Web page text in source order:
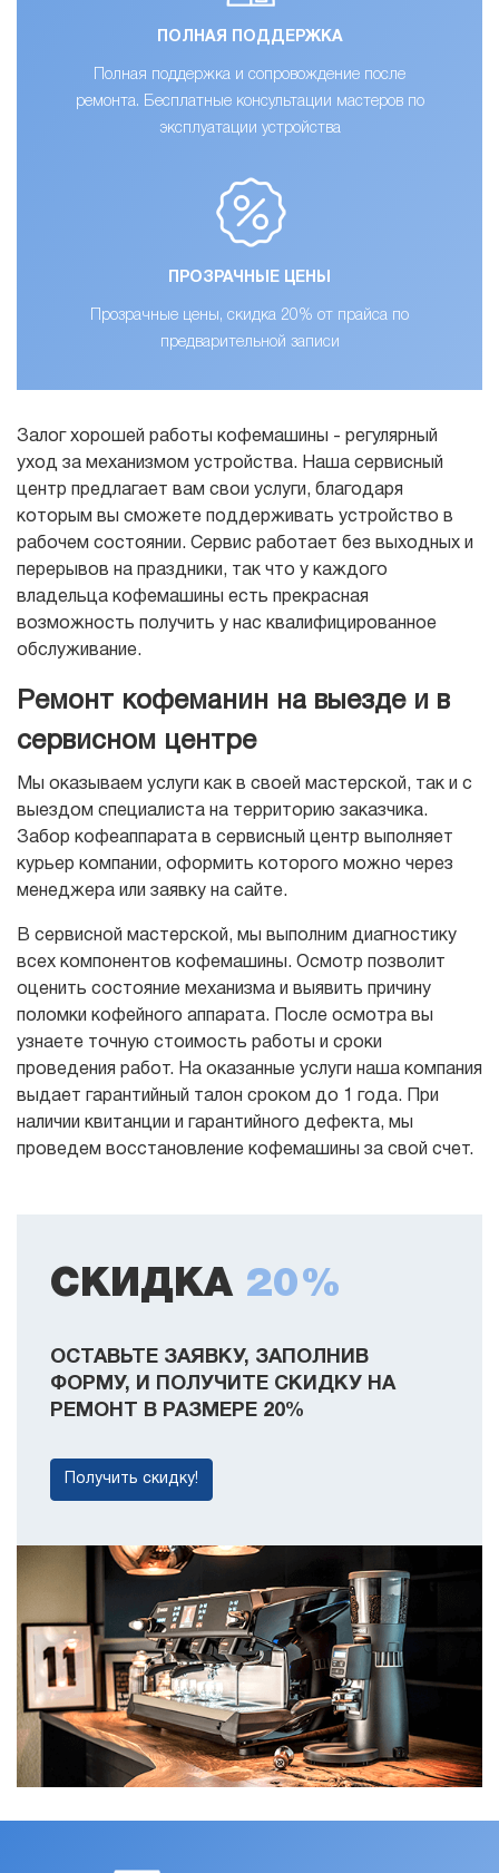
ПОЛНАЯ ПОДДЕРЖКА
Полная поддержка и сопровождение после
ремонта. Бесплатные консультации мастеров по
эксплуатации устройства
ПРОЗРАЧНЫЕ ЦЕНЫ
Прозрачные цены, скидка 20% от прайса по
предварительной записи
Залог хорошей работы кофемашины - регулярный
уход за механизмом устройства. Наша сервисный
центр предлагает вам свои услуги, благодаря
которым вы сможете поддерживать устройство в
рабочем состоянии. Сервис работает без выходных и
перерывов на праздники, так что у каждого
владельца кофемашины есть прекрасная
возможность получить у нас квалифицированное
обслуживание.
Ремонт кофеманин на выезде и в
сервисном центре
Мы оказываем услуги как в своей мастерской, так и с
выездом специалиста на территорию заказчика.
Забор кофеаппарата в сервисный центр выполняет
курьер компании, оформить которого можно через
менеджера или заявку на сайте.
В сервисной мастерской, мы выполним диагностику
всех компонентов кофемашины. Осмотр позволит
оценить состояние механизма и выявить причину
поломки кофейного аппарата. После осмотра вы
узнаете точную стоимость работы и сроки
проведения работ. На оказанные услуги наша компания
выдает гарантийный талон сроком до 1 года. При
наличии квитанции и гарантийного дефекта, мы
проведем восстановление кофемашины за свой счет.
СКИДКА 20%
ОСТАВЬТЕ ЗАЯВКУ, ЗАПОЛНИВ
ФОРМУ, И ПОЛУЧИТЕ СКИДКУ НА
РЕМОНТ В РАЗМЕРЕ 20%
Получить скидку!